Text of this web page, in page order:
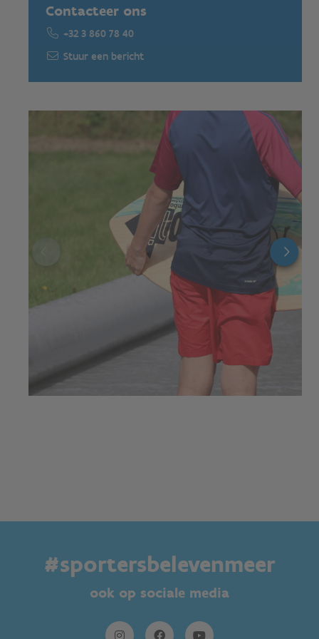
Contacteer ons
+32 3 860 78 40
Stuur een bericht
#sportersbelevenmeer
ook op sociale media